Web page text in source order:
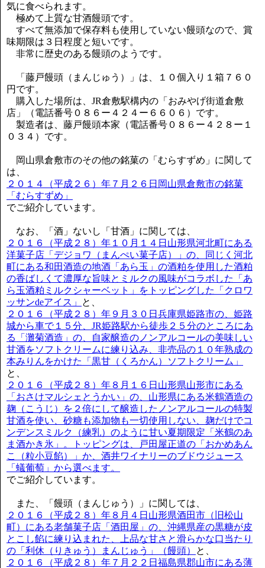
気に食べられます。
極めて上質な甘酒饅頭です。
すべて無添加で保存料も使用していない饅頭なので、賞
味期限は３日程度と短いです。
非常に歴史のある饅頭のようです。
「藤戸饅頭（まんじゅう）」は、１０個入り１箱７６０
円です。
購入した場所は、JR倉敷駅構内の「おみやげ街道倉敷
店」（電話番号０８６ー４２４ー６６０６）です。
製造者は、藤戸饅頭本家（電話番号０８６ー４２８ー１
０３４）です。
岡山県倉敷市のその他の銘菓の「むらすずめ」に関して
は、
２０１４（平成２６）年７月２６日岡山県倉敷市の銘菓
「むらすずめ」
でご紹介しています。
なお、「酒」ないし「甘酒」に関しては、
２０１６（平成２８）年１０月１４日山形県河北町にある
洋菓子店「デジョワ（まんぺい菓子店）」の、同じく河北
町にある和田酒造の地酒「あら玉」の酒粕を使用した酒粕
の香ばしくて濃厚な旨味とミルクの風味がコラボした「あ
ら玉酒粕ミルクシャーベット」をトッピングした「クロワ
ッサンdeアイス」
と、
２０１６（平成２８）年９月３０日兵庫県姫路市の、姫路
城から車で１５分、JR姫路駅から徒歩２５分のところにあ
る「灘菊酒造」の、自家醸造のノンアルコールの美味しい
甘酒をソフトクリームに練り込み、非売品の１０年熟成の
本みりんをかけた「黒甘（くろかん）ソフトクリーム」
と、
２０１６（平成２８）年８月１６日山形県山形市にある
「おさけマルシェとうかい」の、山形県にある米鶴酒造の
麹（こうじ）を２倍にして醸造したノンアルコールの特製
甘酒を使い、砂糖も添加物も一切使用しない、麹だけでコ
ンデンスミルク（練乳）のように甘い夏期限定「米鶴のあ
ま酒かき氷」。トッピングは、戸田屋正道の「おかめあん
こ（粒小豆餡）」か、酒井ワイナリーのブドウジュース
「蟻葡萄」から選べます。
でご紹介しています。
また、「饅頭（まんじゅう）」に関しては、
２０１６（平成２８）年８月４日山形県酒田市（旧松山
町）にある老舗菓子店「酒田屋」の、沖縄県産の黒糖が皮
とこし餡に練り込まれた、上品な甘さと滑らかな口当たり
の「利休（りきゅう）まんじゅう」（饅頭）
と、
２０１６（平成２８）年７月２２日福島県郡山市にある薄